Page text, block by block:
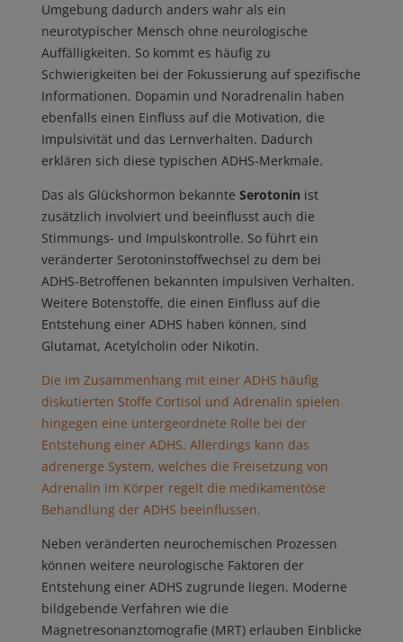
Umgebung dadurch anders wahr als ein
neurotypischer Mensch ohne neurologische
Auffälligkeiten. So kommt es häufig zu
Schwierigkeiten bei der Fokussierung auf spezifische
Informationen. Dopamin und Noradrenalin haben
ebenfalls einen Einfluss auf die Motivation, die
Impulsivität und das Lernverhalten. Dadurch
erklären sich diese typischen ADHS-Merkmale.
Das als Glückshormon bekannte Serotonin ist
zusätzlich involviert und beeinflusst auch die
Stimmungs- und Impulskontrolle. So führt ein
veränderter Serotoninstoffwechsel zu dem bei
ADHS-Betroffenen bekannten impulsiven Verhalten.
Weitere Botenstoffe, die einen Einfluss auf die
Entstehung einer ADHS haben können, sind
Glutamat, Acetylcholin oder Nikotin.
Die im Zusammenhang mit einer ADHS häufig
diskutierten Stoffe Cortisol und Adrenalin spielen
hingegen eine untergeordnete Rolle bei der
Entstehung einer ADHS. Allerdings kann das
adrenerge System, welches die Freisetzung von
Adrenalin im Körper regelt die medikamentöse
Behandlung der ADHS beeinflussen.
Neben veränderten neurochemischen Prozessen
können weitere neurologische Faktoren der
Entstehung einer ADHS zugrunde liegen. Moderne
bildgebende Verfahren wie die
Magnetresonanztomografie (MRT) erlauben Einblicke